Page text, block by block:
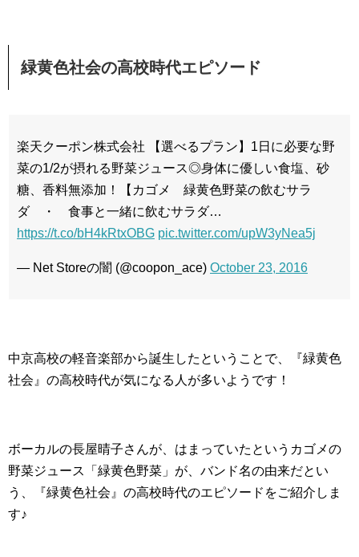
緑黄色社会の高校時代エピソード
楽天クーポン株式会社 【選べるプラン】1日に必要な野
菜の1/2が摂れる野菜ジュース◎身体に優しい食塩、砂
糖、香料無添加！【カゴメ 緑黄色野菜の飲むサラ
ダ ・ 食事と一緒に飲むサラダ…
https://t.co/bH4kRtxOBG pic.twitter.com/upW3yNea5j
— Net Storeの闇 (@coopon_ace) October 23, 2016
中京高校の軽音楽部から誕生したということで、『緑黄色
社会』の高校時代が気になる人が多いようです！
ボーカルの長屋晴子さんが、はまっていたというカゴメの
野菜ジュース「緑黄色野菜」が、バンド名の由来だとい
う、『緑黄色社会』の高校時代のエピソードをご紹介しま
す♪